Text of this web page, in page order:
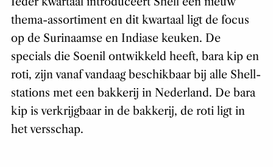
thema-assortiment en dit kwartaal ligt de focus
op de Surinaamse en Indiase keuken. De
specials die Soenil ontwikkeld heeft, bara kip en
roti, zijn vanaf vandaag beschikbaar bij alle Shell-
stations met een bakkerij in Nederland. De bara
kip is verkrijgbaar in de bakkerij, de roti ligt in
het versschap.